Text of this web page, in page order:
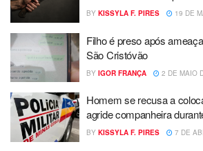
BY KISSYLA F. PIRES 19 DE
Filho é preso após
São Cristóvão
BY IGOR FRANÇA 2 DE MAIO
Homem se recusa a
agride companheira
BY KISSYLA F. PIRES 7 DE